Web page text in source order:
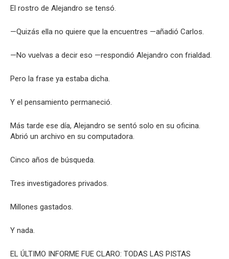
El rostro de Alejandro se tensó.
—Quizás ella no quiere que la encuentres —añadió Carlos.
—No vuelvas a decir eso —respondió Alejandro con frialdad.
Pero la frase ya estaba dicha.
Y el pensamiento permaneció.
Más tarde ese día, Alejandro se sentó solo en su oficina.
Abrió un archivo en su computadora.
Cinco años de búsqueda.
Tres investigadores privados.
Millones gastados.
Y nada.
EL ÚLTIMO INFORME FUE CLARO: TODAS LAS PISTAS